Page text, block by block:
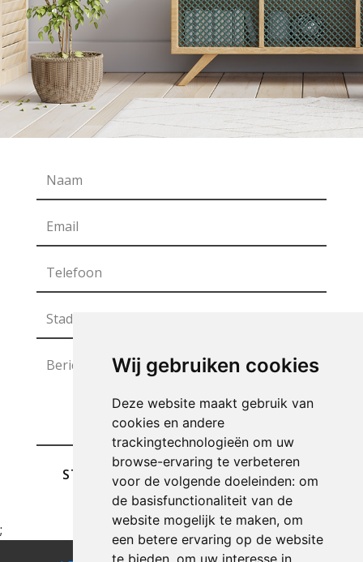
Wij gebruiken cookies
Deze website maakt gebruik van
cookies en andere
trackingtechnologieën om uw
browse-ervaring te verbeteren
voor de volgende doeleinden: om
de basisfunctionaliteit van de
website mogelijk te maken, om
een betere ervaring op de website
te bieden, om uw interesse in
STUREN
;